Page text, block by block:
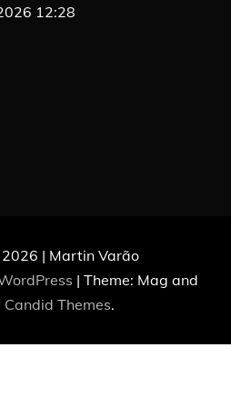
12:28
| Martin Varão
| Theme: Mag and
Candid Themes.